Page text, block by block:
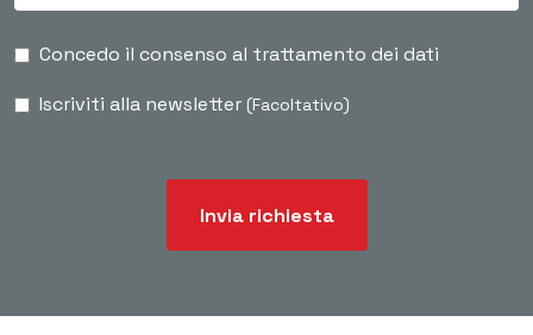
Concedo il consenso al trattamento dei dati
Iscriviti alla newsletter (Facoltativo)
Invia richiesta